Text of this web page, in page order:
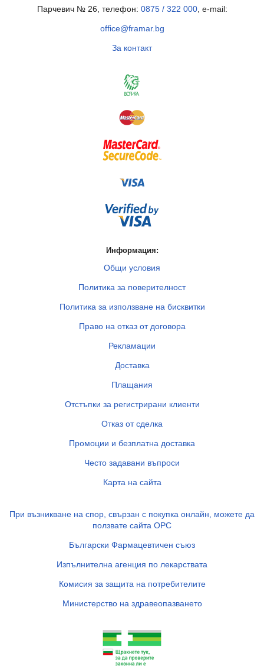
Парчевич № 26, телефон: 0875 / 322 000, e-mail:
office@framar.bg
За контакт
Информация:
Общи условия
Политика за поверителност
Политика за използване на бисквитки
Право на отказ от договора
Рекламации
Доставка
Плащания
Отстъпки за регистрирани клиенти
Отказ от сделка
Промоции и безплатна доставка
Често задавани въпроси
Карта на сайта
При възникване на спор, свързан с покупка онлайн, можете да
ползвате сайта ОРС
Български Фармацевтичен съюз
Изпълнителна агенция по лекарствата
Комисия за защита на потребителите
Министерство на здравеопазването